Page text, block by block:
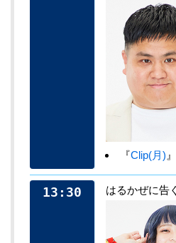
『Clip(月) 』
13:30 はるかぜに告